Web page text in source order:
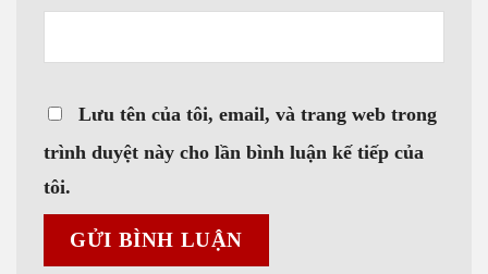
Lưu tên của tôi, email, và trang web trong
trình duyệt này cho lần bình luận kế tiếp của
tôi.